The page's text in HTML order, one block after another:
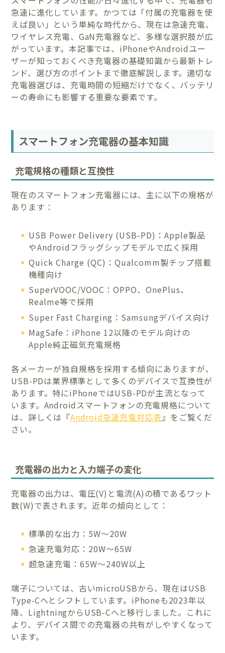
急速に進化しています。かつては「付属の充電器を使
えば良い」という単純な時代から、現在は急速充電、
ワイヤレス充電、GaN充電器など、多様な選択肢が広
がっています。本記事では、iPhoneやAndroidユー
ザーが知っておくべき充電器の基礎知識から最新トレ
ンド、選び方のポイントまで徹底解説します。適切な
充電器選びは、充電時間の短縮だけでなく、バッテリ
ーの寿命にも影響する重要な要素です。
スマートフォン充電器の基本知識
充電規格の種類と互換性
現在のスマートフォン充電器には、主に以下の規格が
あります：
USB Power Delivery (USB-PD)：Apple製品
やAndroidフラッグシップモデルで広く採用
Quick Charge (QC)：Qualcomm製チップ搭載
機種向け
SuperVOOC/VOOC：OPPO、OnePlus、
Realme等で採用
Super Fast Charging：Samsungデバイス向け
MagSafe：iPhone 12以降のモデル向けの
Apple純正磁気充電規格
各メーカーが独自規格を採用する傾向にありますが、
USB-PDは業界標準として多くのデバイスで互換性が
あります。特にiPhoneではUSB-PDが主流となって
います。Androidスマートフォンの充電規格について
は、詳しくは『Android急速充電対応表』をご覧くだ
さい。
充電器の出力と入力端子の変化
充電器の出力は、電圧(V)と電流(A)の積であるワット
数(W)で表されます。近年の傾向として：
標準的な出力：5W〜20W
急速充電対応：20W〜65W
超急速充電：65W〜240W以上
端子については、古いmicroUSBから、現在はUSB
Type-Cへとシフトしています。iPhoneも2023年以
降、LightningからUSB-Cへと移行しました。これに
より、デバイス間での充電器の共有がしやすくなって
います。